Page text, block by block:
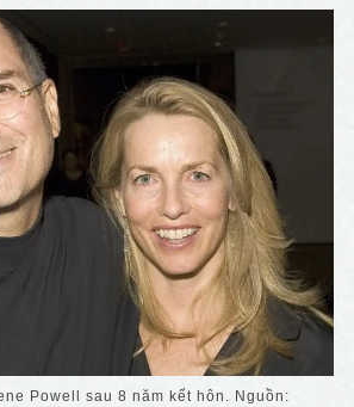
Powell sau 8 năm kết hôn. Nguồn: